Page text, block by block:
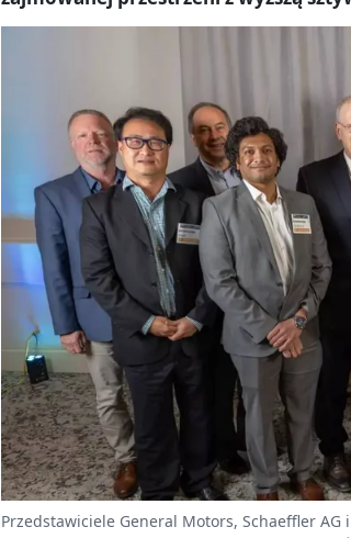
Przedstawiciele General Motors, Schaeffler